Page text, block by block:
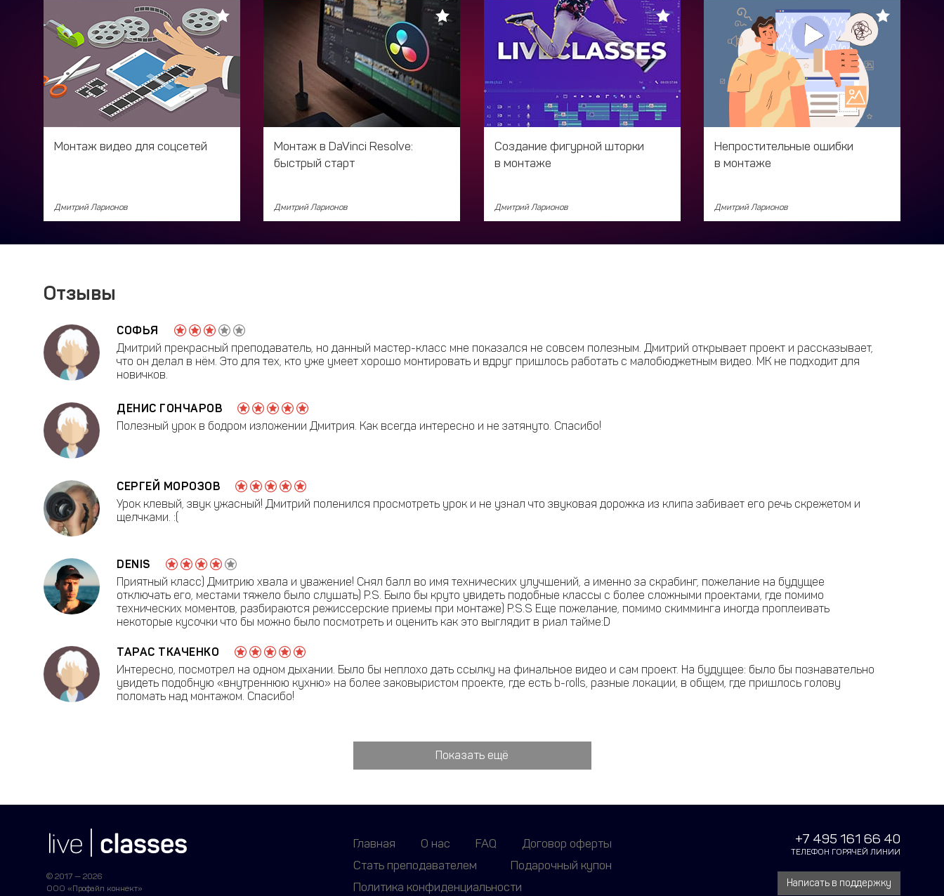
Монтаж видео для соцсетей
Дмитрий Ларионов
Монтаж в DaVinci Resolve:
быстрый старт
Дмитрий Ларионов
Создание фигурной шторки
в монтаже
Дмитрий Ларионов
Непростительные ошибки
в монтаже
Дмитрий Ларионов
Отзывы
СОФЬЯ
Дмитрий прекрасный преподаватель, но данный мастер-класс мне показался не совсем полезным. Дмитрий открывает проект и рассказывает,
что он делал в нём. Это для тех, кто уже умеет хорошо монтировать и вдруг пришлось работать с малобюджетным видео. МК не подходит для
новичков.
ДЕНИС ГОНЧАРОВ
Полезный урок в бодром изложении Дмитрия. Как всегда интересно и не затянуто. Спасибо!
СЕРГЕЙ МОРОЗОВ
Урок клевый, звук ужасный! Дмитрий поленился просмотреть урок и не узнал что звуковая дорожка из клипа забивает его речь скрежетом и
щелчками. :(
DENIS
Приятный класс) Дмитрию хвала и уважение! Cнял балл во имя технических улучшений, а именно за скрабинг, пожелание на будущее
отключать его, местами тяжело было слушать) P.S. Было бы круто увидеть подобные классы с более сложными проектами, где помимо
технических моментов, разбираются режиссерские приемы при монтаже) P.S.S Еще пожелание, помимо скимминга иногда проплеивать
некоторые кусочки что бы можно было посмотреть и оценить как это выглядит в риал тайме:D
ТАРАС ТКАЧЕНКО
Интересно, посмотрел на одном дыхании. Было бы неплохо дать ссылку на финальное видео и сам проект. На будущее: было бы познавательно
увидеть подобную «внутреннюю кухню» на более заковыристом проекте, где есть b-rolls, разные локации, в общем, где пришлось голову
поломать над монтажом. Спасибо!
Показать ещё
© 2017 — 2026
ООО «Профайл коннект»
Главная О нас FAQ
Договор оферты
Стать преподавателем
Подарочный купон
Политика конфиденциальности
+7 495 161 66 40
ТЕЛЕФОН ГОРЯЧЕЙ ЛИНИИ
Написать в поддержку